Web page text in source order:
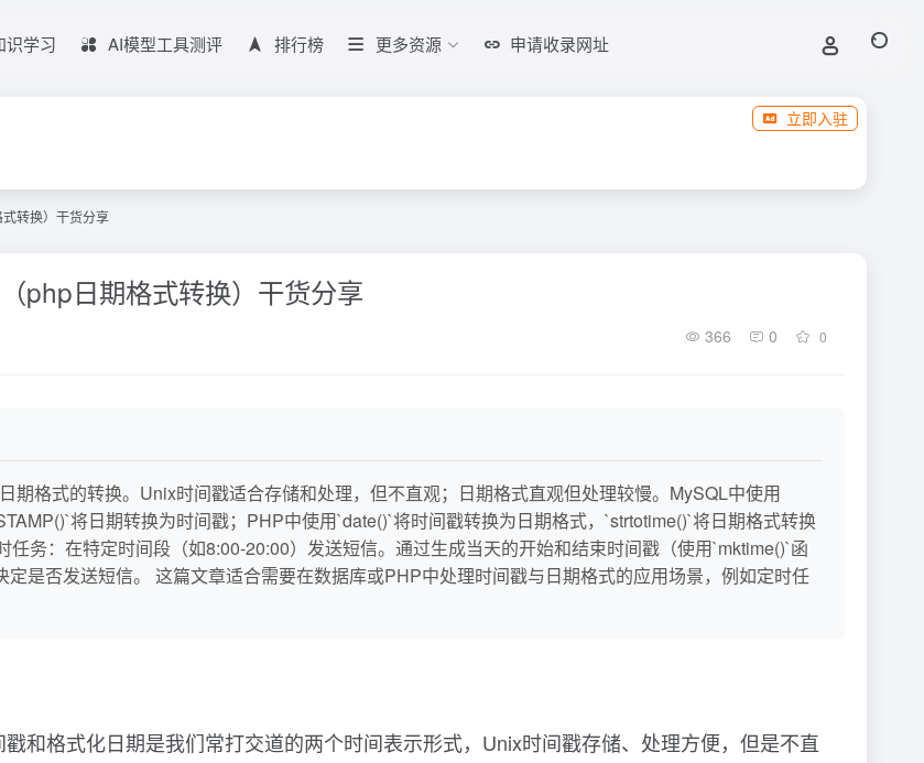
识学习 AI模型工具测评 排行榜 更多资源 申请收录网址
立即入驻
转换）干货分享
php日期格式转换）干货分享
366 0 0
格式的转换。Unix时间戳适合存储和处理，但不直观；日期格式直观但处理较慢。MySQL中使用
将日期转换为时间戳；PHP中使用`date()`将时间戳转换为日期格式，`strtotime()`将日期格式转换
务：在特定时间段（如8:00-20:00）发送短信。通过生成当天的开始和结束时间戳（使用`mktime()`函
是否发送短信。 这篇文章适合需要在数据库或PHP中处理时间戳与日期格式的应用场景，例如定时任
和格式化日期是我们常打交道的两个时间表示形式，Unix时间戳存储、处理方便，但是不直